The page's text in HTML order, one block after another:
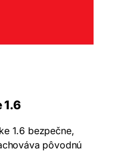
1.6 bezpečne,
pôvodnú